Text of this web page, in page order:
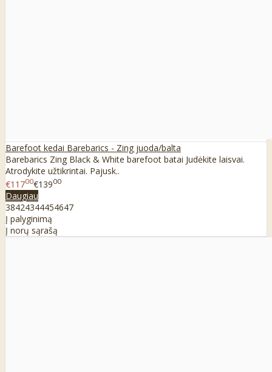
Barefoot kedai Barebarics - Zing juoda/balta
Barebarics Zing Black & White barefoot batai Judėkite laisvai.
Atrodykite užtikrintai. Pajusk..
€11700€13900
Daugiau
38424344454647
Į palyginimą
Į norų sąrašą